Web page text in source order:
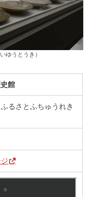
ゆうとうき）
館
るさとふちゅうれき